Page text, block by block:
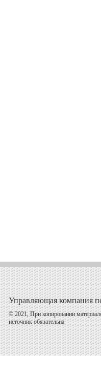
Управляющая компания
© 2021, При копировании
источник обязательна